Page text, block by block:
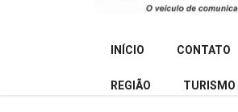
INÍCIO CONTATO
REGIÃO TURISMO